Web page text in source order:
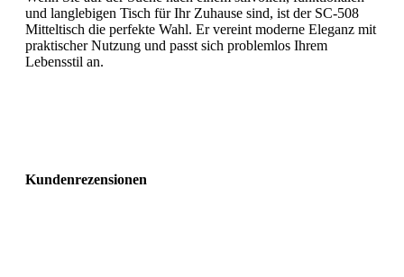
und langlebigen Tisch für Ihr Zuhause sind, ist der SC-508
Mitteltisch die perfekte Wahl. Er vereint moderne Eleganz mit
praktischer Nutzung und passt sich problemlos Ihrem
Lebensstil an.
Kundenrezensionen